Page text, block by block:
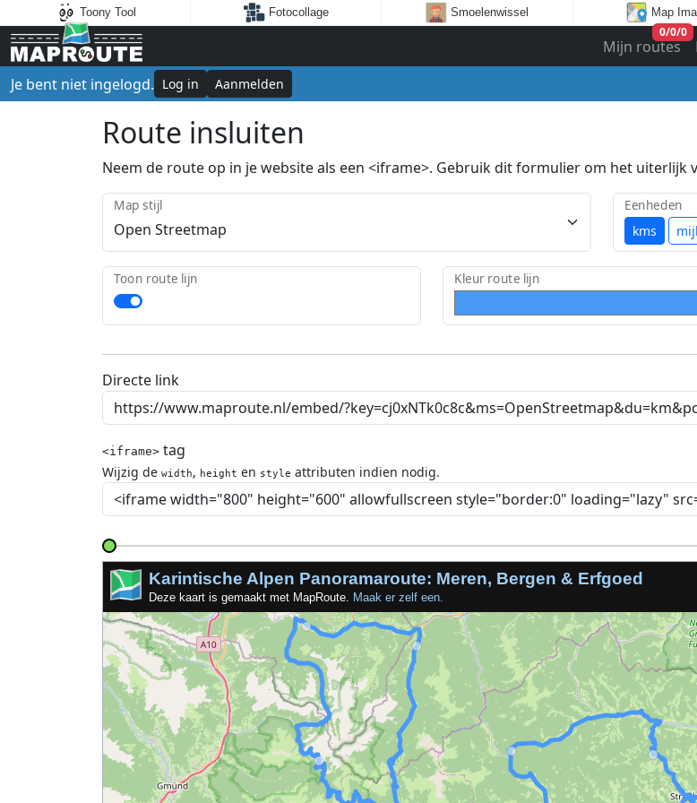
Toony Tool Fotocollage Smoelenwissel Map
Mijn routes
0/0/0
Je bent niet ingelogd. Log in Aanmelden
Route insluiten
Neem de route op in je website als een <iframe>. Gebruik dit formulier om het uiterlijk
Map stijl
kms
Eenheden
Toon route lijn Kleur route lijn
Directe link
<iframe> tag
Wijzig de width, height en style attributen indien nodig.